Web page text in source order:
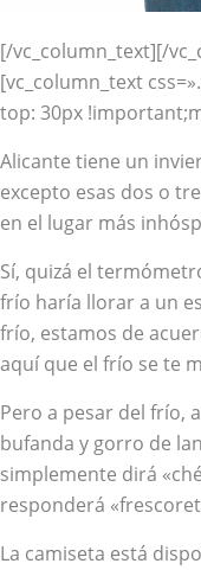
[/vc_column_text][/
[vc_column_text
top: 30px
Alicante tiene un
excepto esas dos o
en el lugar más
Sí, quizá el
frío haría llorar a un
frío, estamos de
aquí que el frío se te
Pero a pesar del frío,
bufanda y gorro de
simplemente dirá «c
responderá «
La camiseta está